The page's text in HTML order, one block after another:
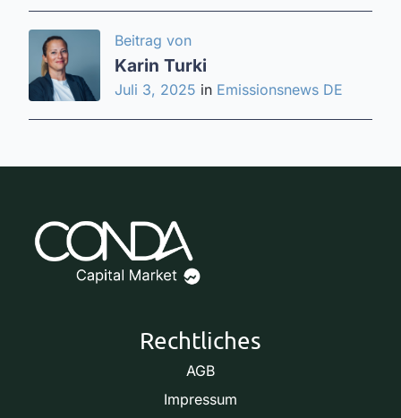
Beitrag von
Karin Turki
Juli 3, 2025 in Emissionsnews DE
Rechtliches
AGB
Impressum